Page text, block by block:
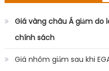
Giá vàng châu Á giảm do
chính sách
Giá nhôm giảm sau khi